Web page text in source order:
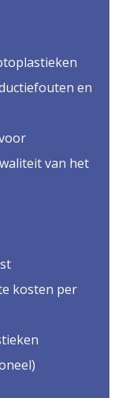
en
van het
kosten per